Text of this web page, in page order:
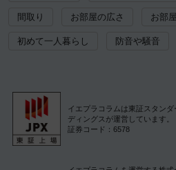
間取り お部屋の広さ お部
初めて一人暮らし 防音や騒音
イエプラコラムは東証スタン
ディングスが運営しています。
証券コード：6578